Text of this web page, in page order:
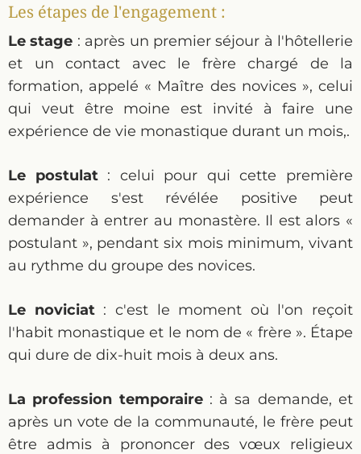
Les étapes de l'engagement :
Le stage : après un premier séjour à l'hôtellerie
et un contact avec le frère chargé de la
formation, appelé « Maître des novices », celui
qui veut être moine est invité à faire une
expérience de vie monastique durant un mois,.
Le postulat: celui pour qui cette première
expérience s'est révélée positive peut
demander à entrer au monastère. Il est alors «
postulant », pendant six mois minimum, vivant
au rythme du groupe des novices.
Le noviciat: c'est le moment où l'on reçoit
l'habit monastique et le nom de « frère ». Étape
qui dure de dix-huit mois à deux ans.
La profession temporaire: à sa demande, et
après un vote de la communauté, le frère peut
être admis à prononcer des vœux religieux